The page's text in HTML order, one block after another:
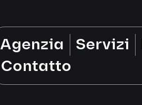
Agenzia Servizi
Contatto